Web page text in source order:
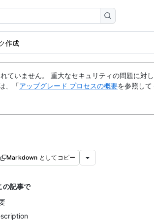
作成
ていません。 重大なセキュリティの問題に対
、「アップグレード プロセスの概要を参照して
Markdown としてコピー
の記事で